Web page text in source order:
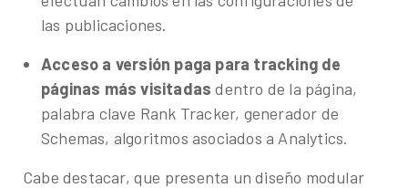
las publicaciones.
Acceso a versión paga para tracking de
páginas más visitadas dentro de la página,
palabra clave Rank Tracker, generador de
Schemas, algoritmos asociados a Analytics.
Cabe destacar, que presenta un diseño modular